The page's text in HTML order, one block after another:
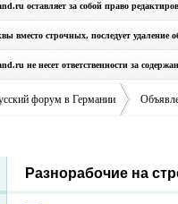
оставляет за собой право
вместо строчных, последует удаление
не несет ответственности за
форум в Германии
›
Разнорабочие на